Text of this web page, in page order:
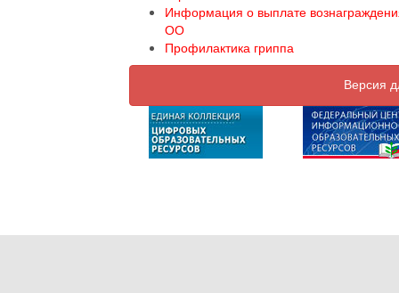
Информация о выплате
ОО
Профилактика гриппа
Версия